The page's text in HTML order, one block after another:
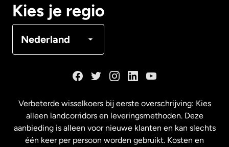
Kies je regio
Nederland
Maleisië
Verbeterde wisselkoers bij eerste overschrijving: Kies
alleen landcorridors en leveringsmethoden. Deze
aanbieding is alleen voor nieuwe klanten en kan slechts
één keer per persoon worden gebruikt. Kosten en